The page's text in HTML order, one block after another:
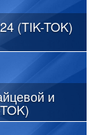
(TIK-TOK)
и